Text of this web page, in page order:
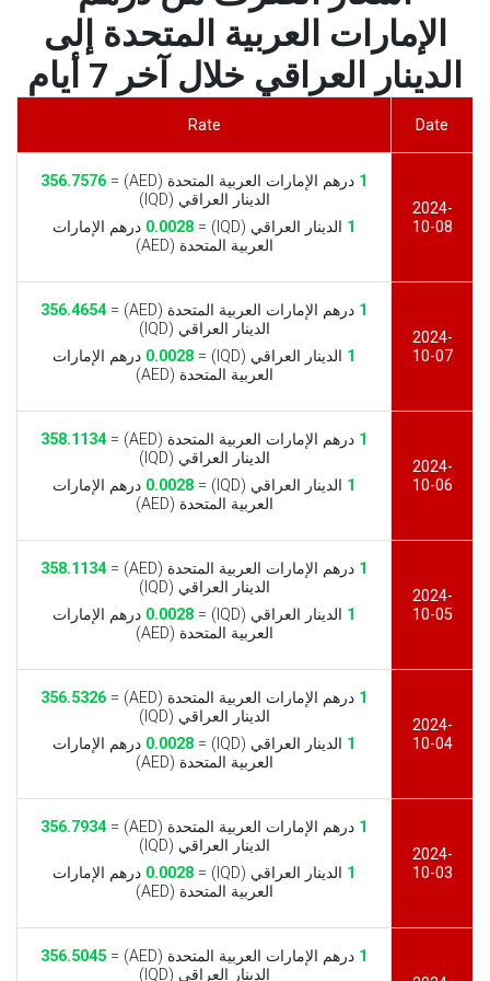
الإمارات العربية المتحدة إلى
الدينار العراقي خلال آخر 7 أيام
Date
Rate
2024-
10-08
1 درهم الإمارات العربية المتحدة (AED) =
356.7576
الدينار العراقي (IQD)
1 الدينار العراقي (IQD) = 0.0028 درهم الإمارات
العربية المتحدة (AED)
2024-
10-07
1 درهم الإمارات العربية المتحدة (AED) =
356.4654
الدينار العراقي (IQD)
1 الدينار العراقي (IQD) = 0.0028 درهم الإمارات
العربية المتحدة (AED)
2024-
10-06
1 درهم الإمارات العربية المتحدة (AED) =
358.1134
الدينار العراقي (IQD)
1 الدينار العراقي (IQD) = 0.0028 درهم الإمارات
العربية المتحدة (AED)
2024-
10-05
1 درهم الإمارات العربية المتحدة (AED) =
358.1134
الدينار العراقي (IQD)
1 الدينار العراقي (IQD) = 0.0028 درهم الإمارات
العربية المتحدة (AED)
2024-
10-04
1 درهم الإمارات العربية المتحدة (AED) =
356.5326
الدينار العراقي (IQD)
1 الدينار العراقي (IQD) = 0.0028 درهم الإمارات
العربية المتحدة (AED)
2024-
10-03
1 درهم الإمارات العربية المتحدة (AED) =
356.7934
الدينار العراقي (IQD)
1 الدينار العراقي (IQD) = 0.0028 درهم الإمارات
العربية المتحدة (AED)
1 درهم الإمارات العربية المتحدة (AED) =
356.5045
الدينار العراقي (IQD)